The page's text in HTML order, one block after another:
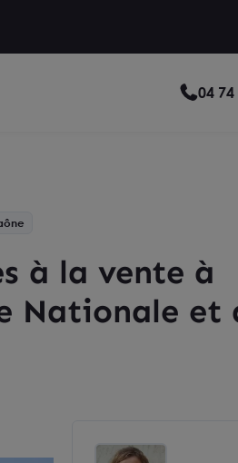
04 74
à la vente à
Nationale et